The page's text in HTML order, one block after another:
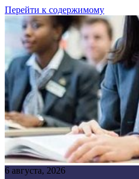
Перейти к содержимому
6 августа, 2026